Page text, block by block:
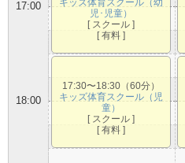
17:00
18:00
キッズ体育スクール（幼
児･児童）
[ スクール ]
[ 有料 ]
17:30〜18:30（60分）
キッズ体育スクール（児
童）
[ スクール ]
[ 有料 ]